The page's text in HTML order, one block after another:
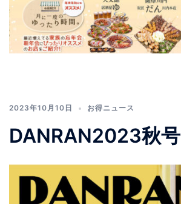
2023年10月10日 お得ニュース
DANRAN2023秋号